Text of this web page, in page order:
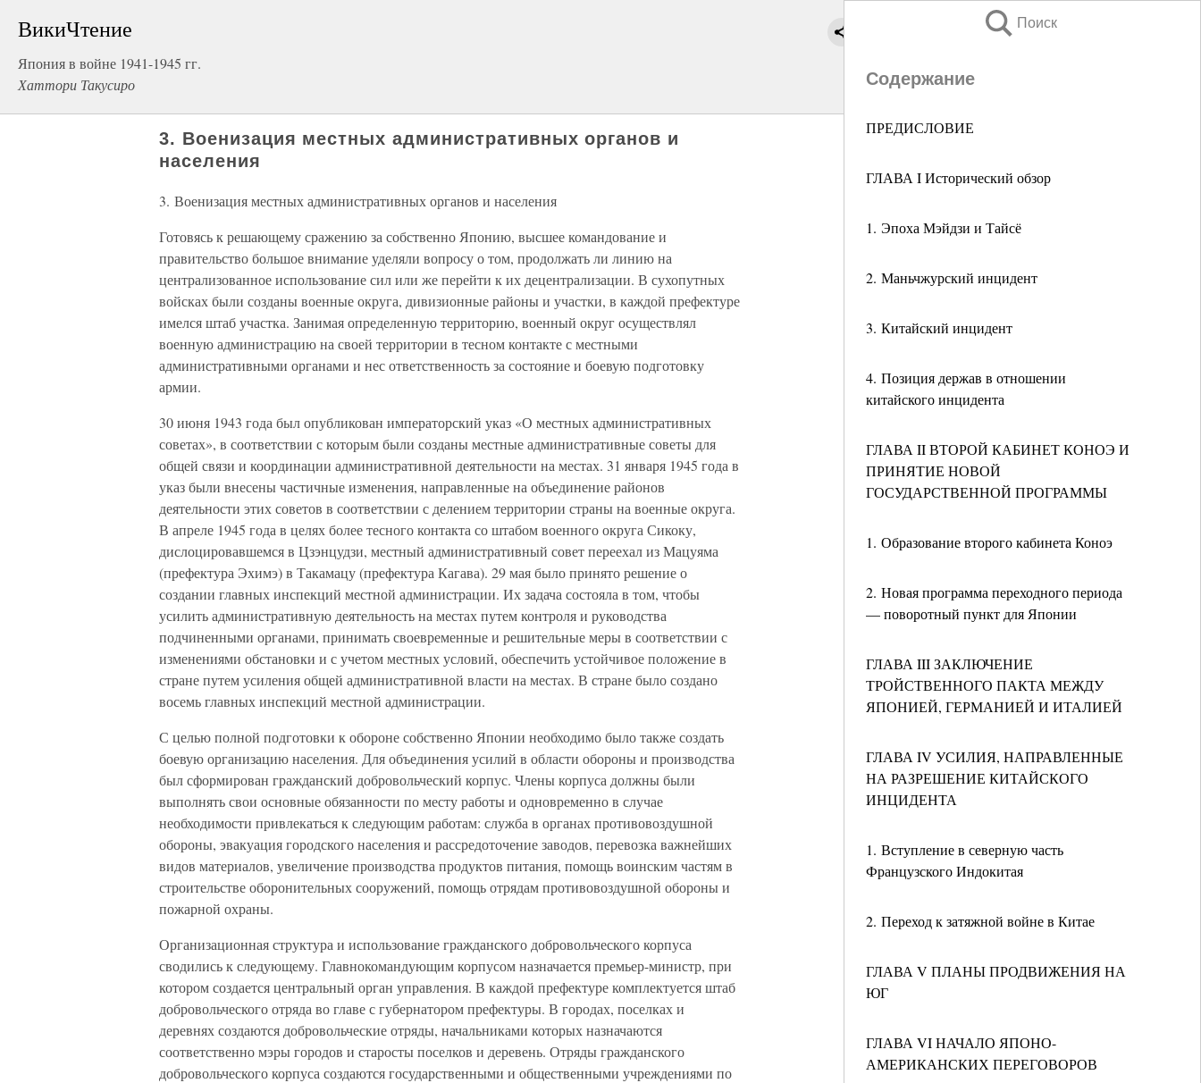
ВикиЧтение
Япония в войне 1941-1945 гг.
Хаттори Такусиро
Поиск
Содержание
ПРЕДИСЛОВИЕ
ГЛАВА I Исторический обзор
1. Эпоха Мэйдзи и Тайсё
2. Маньчжурский инцидент
3. Китайский инцидент
4. Позиция держав в отношении
китайского инцидента
ГЛАВА II ВТОРОЙ КАБИНЕТ КОНОЭ И
ПРИНЯТИЕ НОВОЙ
ГОСУДАРСТВЕННОЙ ПРОГРАММЫ
1. Образование второго кабинета Коноэ
2. Новая программа переходного периода
— поворотный пункт для Японии
ГЛАВА III ЗАКЛЮЧЕНИЕ
ТРОЙСТВЕННОГО ПАКТА МЕЖДУ
ЯПОНИЕЙ, ГЕРМАНИЕЙ И ИТАЛИЕЙ
ГЛАВА IV УСИЛИЯ, НАПРАВЛЕННЫЕ
НА РАЗРЕШЕНИЕ КИТАЙСКОГО
ИНЦИДЕНТА
1. Вступление в северную часть
Французского Индокитая
2. Переход к затяжной войне в Китае
ГЛАВА V ПЛАНЫ ПРОДВИЖЕНИЯ НА
ЮГ
ГЛАВА VI НАЧАЛО ЯПОНО-
АМЕРИКАНСКИХ ПЕРЕГОВОРОВ
3. Военизация местных административных органов и
населения
3. Военизация местных административных органов и населения
Готовясь к решающему сражению за собственно Японию, высшее командование и
правительство большое внимание уделяли вопросу о том, продолжать ли линию на
централизованное использование сил или же перейти к их децентрализации. В сухопутных
войсках были созданы военные округа, дивизионные районы и участки, в каждой префектуре
имелся штаб участка. Занимая определенную территорию, военный округ осуществлял
военную администрацию на своей территории в тесном контакте с местными
административными органами и нес ответственность за состояние и боевую подготовку
армии.
30 июня 1943 года был опубликован императорский указ «О местных административных
советах», в соответствии с которым были созданы местные административные советы для
общей связи и координации административной деятельности на местах. 31 января 1945 года в
указ были внесены частичные изменения, направленные на объединение районов
деятельности этих советов в соответствии с делением территории страны на военные округа.
В апреле 1945 года в целях более тесного контакта со штабом военного округа Сикоку,
дислоцировавшемся в Цзэнцудзи, местный административный совет переехал из Мацуяма
(префектура Эхимэ) в Такамацу (префектура Кагава). 29 мая было принято решение о
создании главных инспекций местной администрации. Их задача состояла в том, чтобы
усилить административную деятельность на местах путем контроля и руководства
подчиненными органами, принимать своевременные и решительные меры в соответствии с
изменениями обстановки и с учетом местных условий, обеспечить устойчивое положение в
стране путем усиления общей административной власти на местах. В стране было создано
восемь главных инспекций местной администрации.
С целью полной подготовки к обороне собственно Японии необходимо было также создать
боевую организацию населения. Для объединения усилий в области обороны и производства
был сформирован гражданский добровольческий корпус. Члены корпуса должны были
выполнять свои основные обязанности по месту работы и одновременно в случае
необходимости привлекаться к следующим работам: служба в органах противовоздушной
обороны, эвакуация городского населения и рассредоточение заводов, перевозка важнейших
видов материалов, увеличение производства продуктов питания, помощь воинским частям в
строительстве оборонительных сооружений, помощь отрядам противовоздушной обороны и
пожарной охраны.
Организационная структура и использование гражданского добровольческого корпуса
сводились к следующему. Главнокомандующим корпусом назначается премьер-министр, при
котором создается центральный орган управления. В каждой префектуре комплектуется штаб
добровольческого отряда во главе с губернатором префектуры. В городах, поселках и
деревнях создаются добровольческие отряды, начальниками которых назначаются
соответственно мэры городов и старосты поселков и деревень. Отряды гражданского
добровольческого корпуса создаются государственными и общественными учреждениями по